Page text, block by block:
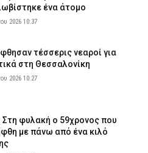
του οδηγού» – Τι εξετάζει
παραλίες – Τρεις συλλήψεις
ένα άτομο
2026 10:37
τέσσερις νεαροί για
στη Θεσσαλονίκη
2026 10:27
Στη φυλακή ο 59χρονος που
με πάνω από ένα κιλό